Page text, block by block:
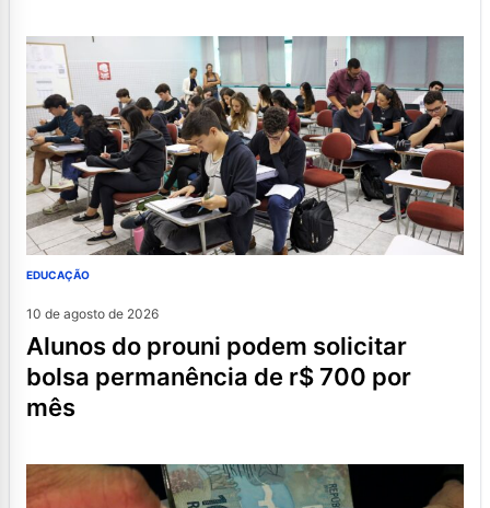
EDUCAÇÃO
10 de agosto de 2026
alunos do prouni podem solicitar
bolsa permanência de r$ 700 por
mês